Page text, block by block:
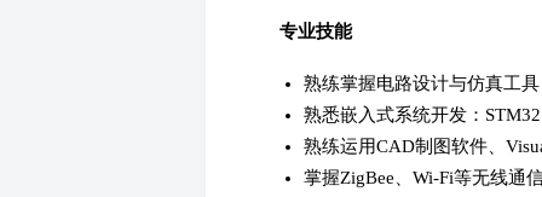
专业技能
熟练掌握电路设计与仿真工具
熟悉嵌入式系统开发：
熟练运用CAD制图软件、
掌握ZigBee、Wi-Fi等无线通